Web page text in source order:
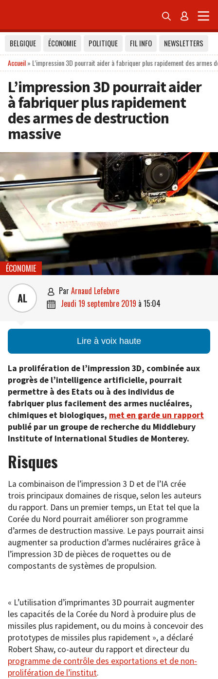
 
BELGIQUE ÉCONOMIE POLITIQUE FIL INFO
NEWSLETTERS
Accueil» L’impression 3D pourrait aider à fabriquer plus rapidement des armes
L’impression 3D pourrait aider
à fabriquer plus rapidement
des armes de destruction
massive
ÉCONOMIE
AL  par Arnaud Lefebvre
 jeudi 19 septembre 2019 à 15:04
Lire à voix haute
La prolifération de l’impression 3D, combinée aux
progrès de l’intelligence artificielle, pourrait
permettre à des Etats ou à des individus de
fabriquer plus facilement des armes nucléaires,
chimiques et biologiques, met en garde un rapport
publié par un groupe de recherche du Middlebury
Institute of International Studies de Monterey.
Risques
La combinaison de l’impression 3 D et de l’IA crée
trois principaux domaines de risque, selon les auteurs
du rapport. Dans un premier temps, un Etat tel que la
Corée du Nord pourrait améliorer son programme
d’armes de destruction massive. Le pays pourrait ainsi
augmenter sa production d’armes nucléraires grâce à
l’impression 3D de pièces de roquettes ou de
compostants de systèmes de propulsion.
« L’utilisation d’imprimantes 3D pourrait augmenter
les capacités de la Corée du Nord à produire plus de
missiles plus rapidement, ou du moins à concevoir des
prototypes de missiles plus rapidement », a déclaré
Robert Shaw, co-auteur du rapport et directeur du
programme de contrôle des exportations et de non-
prolifération de l’institut.